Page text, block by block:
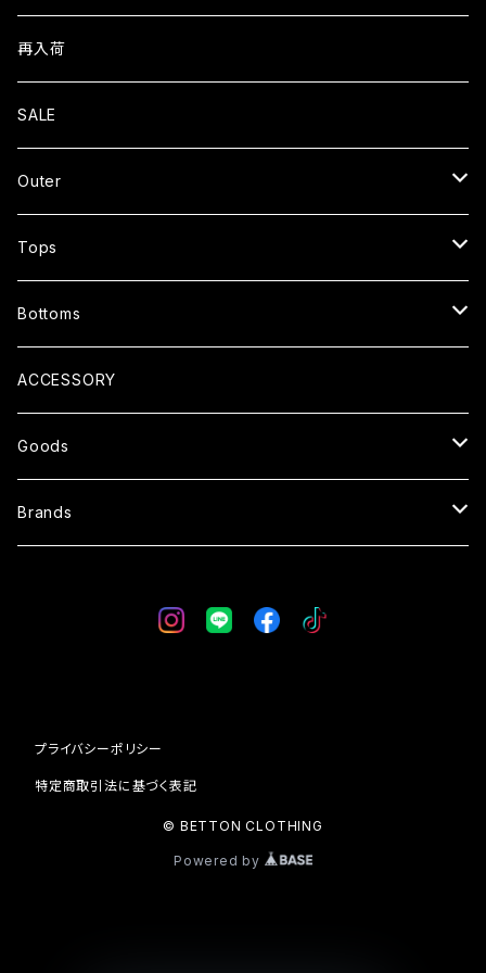
再入荷
SALE
Outer
JACKET
CARDIGAN
COAT
Tops
T-SHIRTS
SHIRTS
SWEATER
SWEAT
Bottoms
PANTS
SHORTS
OVERALL
ACCESSORY
Goods
SUNGLASSES
WALLET
Brands
DRESS HIPPY
プライバシーポリシー
特定商取引法に基づく表記
© BETTON CLOTHING
Powered by